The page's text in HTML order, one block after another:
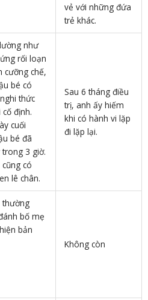
vẻ với những đứa
trẻ khác.
như
rối loạn
cưỡng chế,
bé có
thức
định.
cuối
bé đã
3 giờ.
có
lê chân.
Sau 6 tháng điều
trị, anh ấy hiếm
khi có hành vi lặp
đi lặp lại.
thường
bố mẹ
bản
Không còn